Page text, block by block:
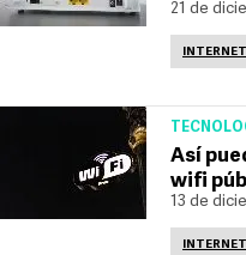
21 de
INTERNET
Así
wifi
13 de
INTERNET